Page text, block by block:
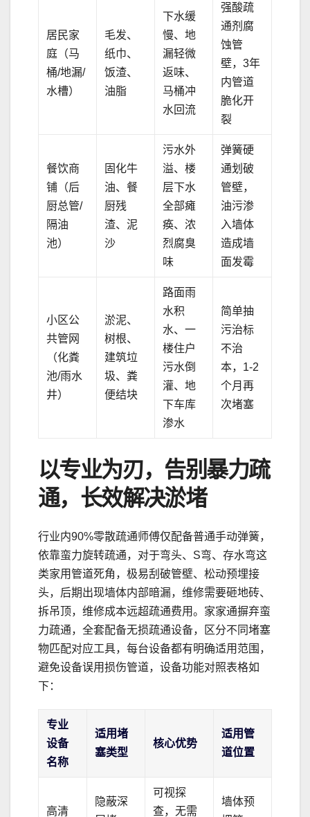
居民家
庭（马
桶/地漏/
水槽）
毛发、
纸巾、
饭渣、
油脂
下水缓
慢、地
漏轻微
返味、
马桶冲
水回流
强酸疏
通剂腐
蚀管
壁，3年
内管道
脆化开
裂
餐饮商
铺（后
厨总管/
隔油
池）
固化牛
油、餐
厨残
渣、泥
沙
污水外
溢、楼
层下水
全部瘫
痪、浓
烈腐臭
味
弹簧硬
通划破
管壁，
油污渗
入墙体
造成墙
面发霉
小区公
共管网
（化粪
池/雨水
井）
淤泥、
树根、
建筑垃
圾、粪
便结块
路面雨
水积
水、一
楼住户
污水倒
灌、地
下车库
渗水
简单抽
污治标
不治
本，1-2
个月再
次堵塞
以专业为刃，告别暴力疏
通，长效解决淤堵
行业内90%零散疏通师傅仅配备普通手动弹簧，
依靠蛮力旋转疏通，对于弯头、S弯、存水弯这
类家用管道死角，极易刮破管壁、松动预埋接
头，后期出现墙体内部暗漏，维修需要砸地砖、
拆吊顶，维修成本远超疏通费用。家家通摒弃蛮
力疏通，全套配备无损疏通设备，区分不同堵塞
物匹配对应工具，每台设备都有明确适用范围，
避免设备误用损伤管道，设备功能对照表格如
下：
专业
设备
名称
适用堵
塞类型
核心优势
适用管
道位置
高清
隐蔽深
可视探
查，无需
墙体预